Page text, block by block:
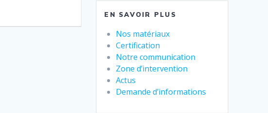
EN SAVOIR PLUS
Nos matériaux
Certification
Notre communication
Zone d’intervention
Actus
Demande d’informations